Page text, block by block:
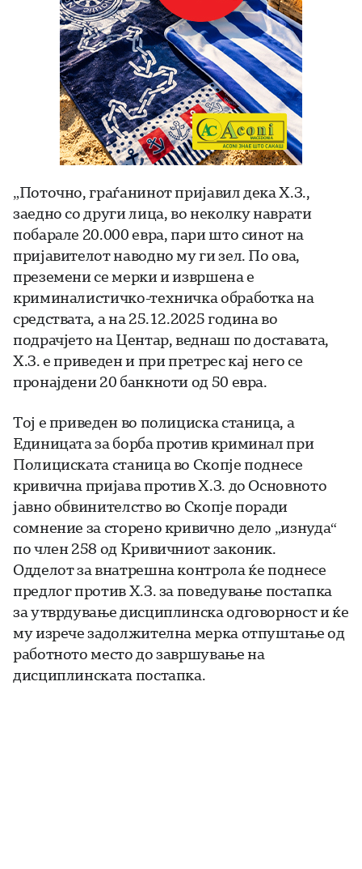
„Поточно, граѓанинот пријавил дека Х.З.,
заедно со други лица, во неколку наврати
побарале 20.000 евра, пари што синот на
пријавителот наводно му ги зел. По ова,
преземени се мерки и извршена е
криминалистичко-техничка обработка на
средствата, а на 25.12.2025 година во
подрачјето на Центар, веднаш по доставата,
Х.З. е приведен и при претрес кај него се
пронајдени 20 банкноти од 50 евра.
Тој е приведен во полициска станица, а
Единицата за борба против криминал при
Полициската станица во Скопjе поднесе
кривична пријава против Х.З. до Основното
јавно обвинителство во Скопjе поради
сомнение за сторено кривично дело „изнуда“
по член 258 од Кривичниот законик.
Одделот за внатрешна контрола ќе поднесе
предлог против Х.З. за поведување постапка
за утврдување дисциплинска одговорност и ќе
му изрече задолжителна мерка отпуштање од
работното место до завршување на
дисциплинската постапка.